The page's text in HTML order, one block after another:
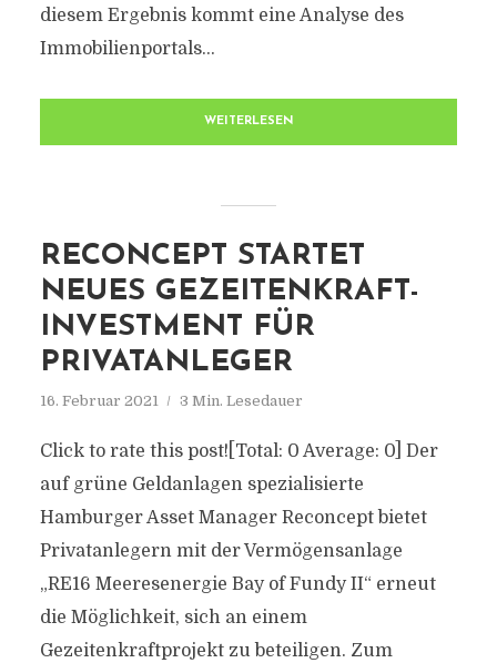
diesem Ergebnis kommt eine Analyse des
Immobilienportals...
WEITERLESEN
RECONCEPT STARTET
NEUES GEZEITENKRAFT-
INVESTMENT FÜR
PRIVATANLEGER
16. Februar 2021 3 Min. Lesedauer
Click to rate this post![Total: 0 Average: 0] Der
auf grüne Geldanlagen spezialisierte
Hamburger Asset Manager Reconcept bietet
Privatanlegern mit der Vermögensanlage
„RE16 Meeresenergie Bay of Fundy II“ erneut
die Möglichkeit, sich an einem
Gezeitenkraftprojekt zu beteiligen. Zum